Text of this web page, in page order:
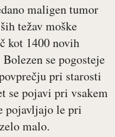
maligen tumor
težav moške
kot 1400 novih
se pogosteje
pri starosti
se pojavi pri vsakem
pojavljajo le pri
malo.